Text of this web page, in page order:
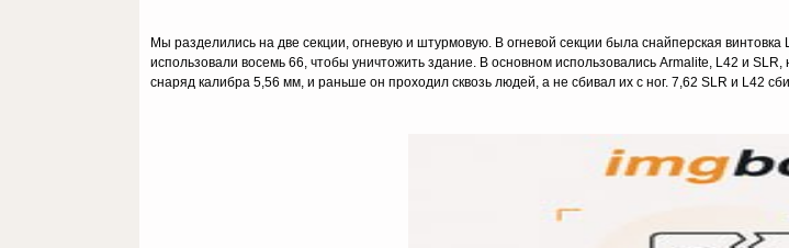
Мы разделились на две секции, огневую и штурмовую. В огневой секции была снайперская
использовали восемь 66, чтобы уничтожить здание. В основном использовались Armalite, L42 и
снаряд калибра 5,56 мм, и раньше он проходил сквозь людей, а не сбивал их с ног. 7,62 SLR и L42